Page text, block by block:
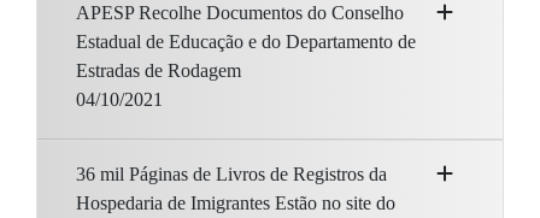
APESP Recolhe Documentos do Conselho
Estadual de Educação e do Departamento de
Estradas de Rodagem
04/10/2021
36 mil Páginas de Livros de Registros da
Hospedaria de Imigrantes Estão no site do